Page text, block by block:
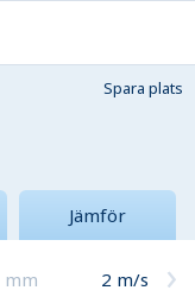
Spara plats
Jämför
mm 2 m/s